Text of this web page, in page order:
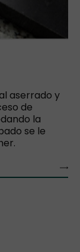
aserrado y
de
la
se le